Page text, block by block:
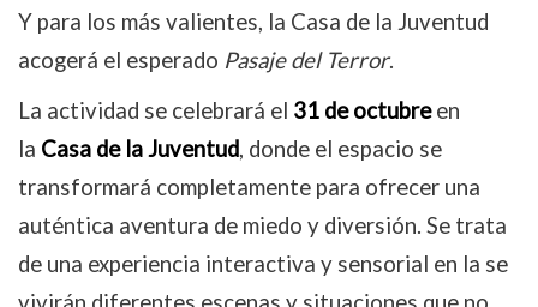
Y para los más valientes, la Casa de la Juventud
acogerá el esperado Pasaje del Terror.
La actividad se celebrará el 31 de octubreen
la Casa de la Juventud, donde el espacio se
transformará completamente para ofrecer una
auténtica aventura de miedo y diversión. Se trata
de una experiencia interactiva y sensorial en la se